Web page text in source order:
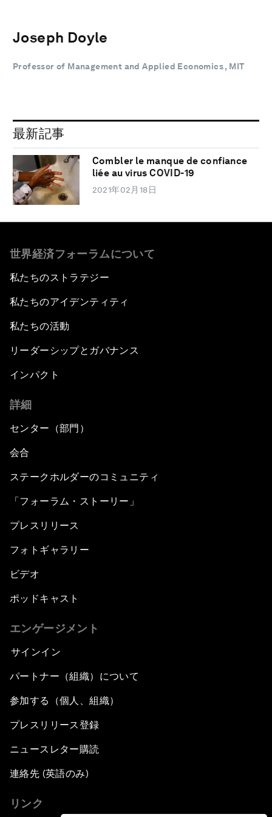
Joseph Doyle
Professor of Management and Applied Economics , MIT
最新記事
Combler le manque de confiance
liée au virus COVID-19
2021年02月18日
世界経済フォーラムについて
私たちのストラテジー
私たちのアイデンティティ
私たちの活動
リーダーシップとガバナンス
インパクト
詳細
センター（部門）
会合
ステークホルダーのコミュニティ
「フォーラム・ストーリー」
プレスリリース
フォトギャラリー
ビデオ
ポッドキャスト
エンゲージメント
サインイン
パートナー（組織）について
参加する（個人、組織）
プレスリリース登録
ニュースレター購読
連絡先 (英語のみ)
リンク